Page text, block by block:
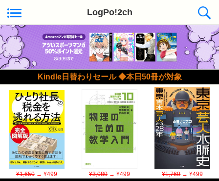
LogPo!2ch
Kindle日替わりセール ◆本日50冊が対象
¥1,650→ ¥499 ¥3,080→ ¥499 ¥1,760→ ¥499